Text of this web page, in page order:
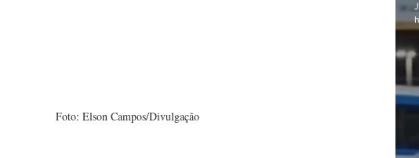
Foto: Elson Campos/Divulgação